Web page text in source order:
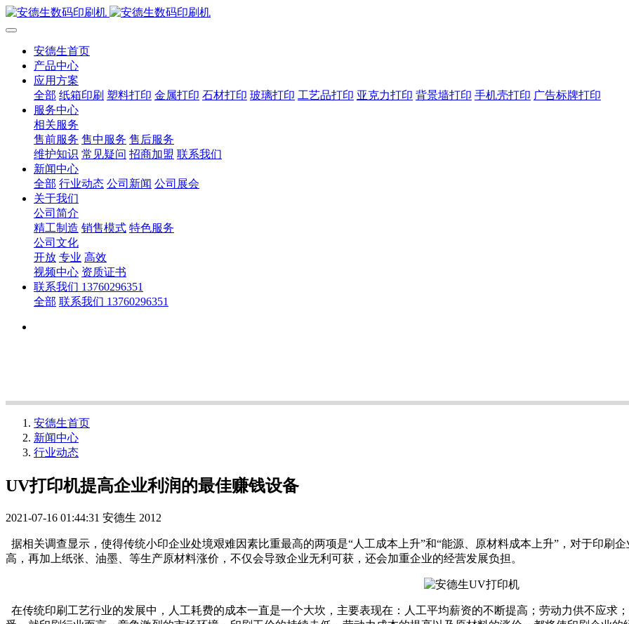
安德生首页
产品中心
应用方案
全部 纸箱印刷 塑料打印 金属打印 石材打印 玻璃打印 工艺品打印 亚克力打印 背景墙打印 手机壳打印 广告标牌打印
服务中心
相关服务
售前服务 售中服务 售后服务
维护知识 常见疑问 招商加盟 联系我们
新闻中心
全部 行业动态 公司新闻 公司展会
关于我们
公司简介
精工制造 销售模式 特色服务
公司文化
开放 专业 高效
视频中心 资质证书
联系我们 13760296351
全部 联系我们 13760296351
安德生首页
新闻中心
行业动态
UV打印机提高企业利润的最佳赚钱设备
2021-07-16 01:44:31 安德生 2012
据相关调查显示，使得传统小印企业处境艰难因素比重最高的两项是“人工成本上升”和“能源、原材料成本上升”，对于印刷
高，再加上纸张、油墨、等生产原材料涨价，不仅会导致企业无利可获，还会加重企业的经营发展负担。
在传统印刷工艺行业的发展中，人工耗费的成本一直是一个大坎，主要表现在：人工平均薪资的不断提高；劳动力供不应求